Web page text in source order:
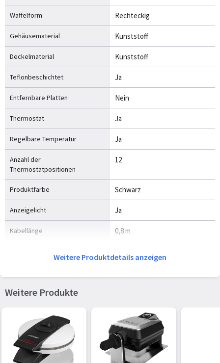
Waffelform Rechteckig
Gehäusematerial Kunststoff
Deckelmaterial Kunststoff
Teflonbeschichtet Ja
Entfernbare Platten Nein
Thermostat Ja
Regelbare Temperatur Ja
Anzahl der
Thermostatpositionen
12
Produktfarbe Schwarz
Anzeigelicht Ja
Kabellänge 0,8 m
Platten mit Antihaftbeschichtung
Gewicht und Abmessungen
Breite 359 mm
Weitere Produktdetails anzeigen
Weitere Produkte